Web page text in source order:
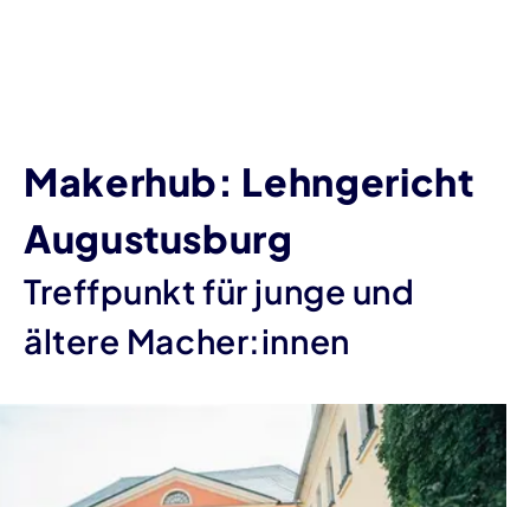
Makerhub: Lehngericht
Augustusburg
Treffpunkt für junge und
ältere Macher:innen